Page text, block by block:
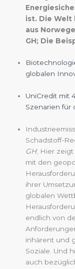
ist. Die Welt
aus
GH; Die
globalen
UniCredit mit
Szenarien für
Schadstoff-
GH; Hier
mit den
ihrer
globalen
endlich von
inhärent und
Soziale. Und
auch